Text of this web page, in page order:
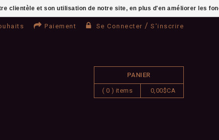
Paiement Se Connecter / S'inscrire
PANIER
( 0 ) items 0,00$CA
clientèle et son utilisation de notre site, en plus d'en améliorer les